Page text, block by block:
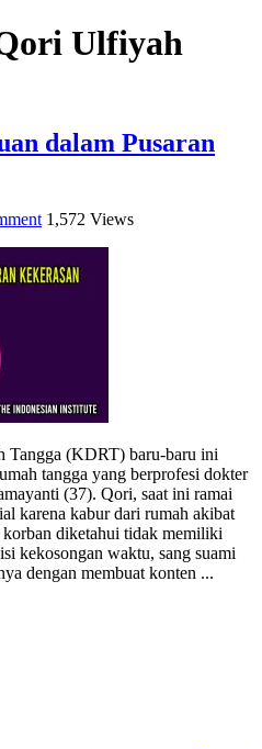
Ulfiyah
dalam Pusaran
1,572 Views
Tangga (KDRT) baru-baru ini
tangga yang berprofesi dokter
(37). Qori, saat ini ramai
karena kabur dari rumah akibat
diketahui tidak memiliki
kekosongan waktu, sang suami
dengan membuat konten ...